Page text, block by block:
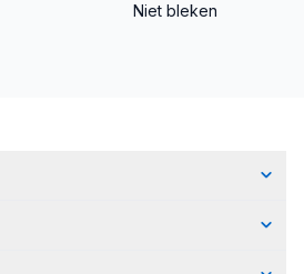
Niet bleken